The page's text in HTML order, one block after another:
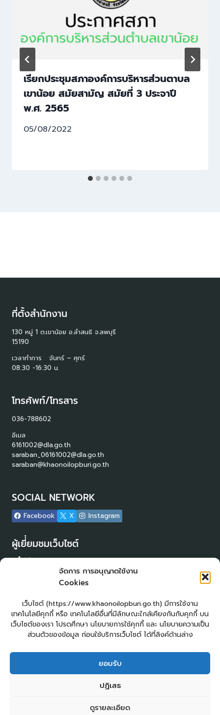
จัดการ การอนุญาตใช้งาน
Cookies
เว็บไซต์ (https://www.khaonoilopburi.go.th) มีการใช้งาน
เทคโนโลยีคุกกี้ หรือ เทคโนโลยีอื่นที่มีลักษณะใกล้เคียงกันกับคุกกี้ บน
เว็บไซต์ของเรา โปรดศึกษา นโยบายการใช้คุกกี้ และ นโยบายความเป็น
ส่วนตัวของข้อมูล ก่อนใช้บริการเว็บไซต์ ได้ที่ลิงค์ด้านล่าง
ยอมรับ
ปฏิเสธ
ดูรายละเอียด
เรียกประชุมสภาองค์การบริหารส่วนตาบล
เขาน้อย สมัยสามัญ สมัยที่ 3 ประจาปี
พ.ศ. 2565
05/08/2022
ที่ตั้งสำนักงาน
130 หมู่ 1 ต.เขาน้อย อ.ลำสนธิ จ.ลพบุรี
15190
เวลาทำการ จันทร์ – ศุกร์
08:30 -16:30 น.
โทรศัพท์/โทรสาร
036-788602
อีเมล
6161002@dla.go.th
saraban_06161002@dla.go.th
saraban@khaonoilopburi.go.th
SOCIAL NETWORK
Facebook X Instagram
ผู้เยี่่ยมชมเว็บไซต์
แผนผังเว็บไซต์
จัดทำเว็บไซต์
LopburiWebDesign.com
ยื่นแบบคำร้องทั่วไปออนไลน์
ศูนย์ข้อมูลข่าวสาร อบต.เขาน้อย